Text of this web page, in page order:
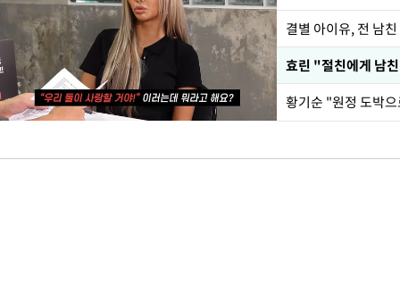
결별 아이유, 전 남
효린 "절친에게 남
황기순 "원정 도박